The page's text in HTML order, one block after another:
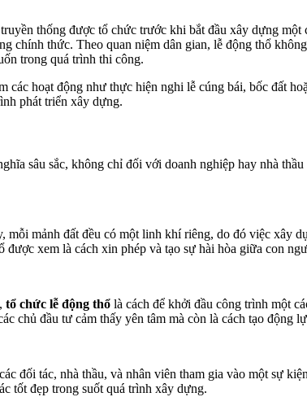
thống được tổ chức trước khi bắt đầu xây dựng
chính thức. Theo quan niệm dân gian, lễ động thổ
trong quá trình thi công.
các hoạt động như thực hiện nghi lễ cúng bái, bốc đất
phát triển xây dựng.
sâu sắc, không chỉ đối với doanh nghiệp hay nhà
mỗi mảnh đất đều có một linh khí riêng, do đó việc xây
được xem là cách xin phép và tạo sự hài hòa giữa con
tổ chức lễ động thổ là cách để khởi đầu công trình một
chủ đầu tư cảm thấy yên tâm mà còn là cách tạo động
đối tác, nhà thầu, và nhân viên tham gia vào một sự
tốt đẹp trong suốt quá trình xây dựng.